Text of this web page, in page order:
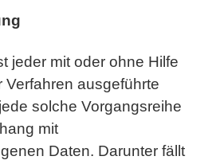
jeder mit oder ohne Hilfe
Verfahren ausgeführte
solche Vorgangsreihe
mit
Daten. Darunter fällt